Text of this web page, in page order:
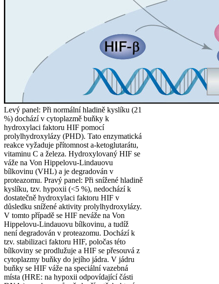
Levý panel: Při normální hladině kyslíku (21
%) dochází v cytoplazmě buňky k
hydroxylaci faktoru HIF pomocí
prolylhydroxylázy (PHD). Tato enzymatická
reakce vyžaduje přítomnost a-ketoglutarátu,
vitaminu C a železa. Hydroxylovaný HIF se
váže na Von Hippelovu-Lindauovu
bílkovinu (VHL) a je degradován v
proteazomu. Pravý panel: Při snížené hladině
kyslíku, tzv. hypoxii (<5 %), nedochází k
dostatečně hydroxylaci faktoru HIF v
důsledku snížené aktivity prolylhydroxylázy.
V tomto případě se HIF neváže na Von
Hippelovu-Lindauovu bílkovinu, a tudíž
není degradován v proteazomu. Dochází k
tzv. stabilizaci faktoru HIF, poločas této
bílkoviny se prodlužuje a HIF se přesouvá z
cytoplazmy buňky do jejího jádra. V jádru
buňky se HIF váže na speciální vazebná
místa (HRE: na hypoxii odpovídající části